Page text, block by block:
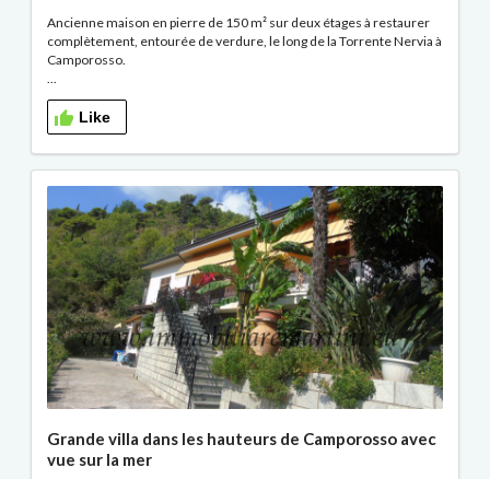
Ancienne maison en pierre de 150 m² sur deux étages à restaurer
complètement, entourée de verdure, le long de la Torrente Nervia à
Camporosso.
...
Like
Grande villa dans les hauteurs de Camporosso avec
vue sur la mer